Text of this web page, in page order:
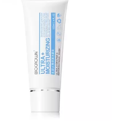
Капсулы С Маслом Для